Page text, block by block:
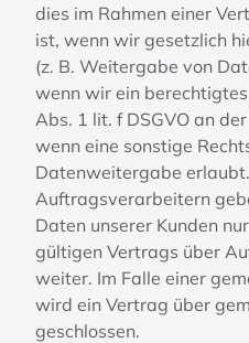
dies im Rahmen einer
ist, wenn wir gesetzlich
(z. B. Weitergabe von
wenn wir ein
Abs. 1 lit. f DSGVO an
wenn eine sonstige
Datenweitergabe
Auftragsverarbeitern
Daten unserer Kunden
gültigen Vertrags über
weiter. Im Falle einer
wird ein Vertrag über
geschlossen.